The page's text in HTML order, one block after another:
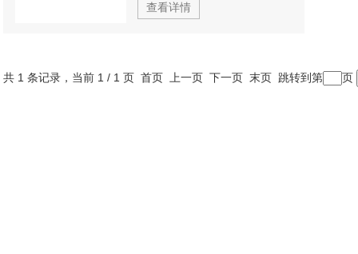
查看详情
共 1 条记录，当前 1 / 1 页 首页 上一页 下一页 末页 跳转到第 页